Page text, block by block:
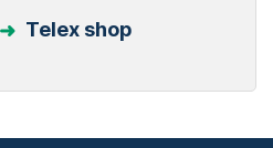
Telex shop